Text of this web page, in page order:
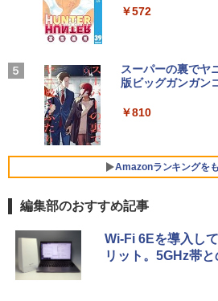
ソコン
ラソン★8/4～8/
B Windows11
【1年保証】
￥17,800
【1500円OFFク
応】Dell
re i5/メモリ
2画面出力/
5
NEC Mate ML-
速
デスクトップパ
証】20007027
￥8,980
【お買い物マラ
元】五年保証 白
パネル PU保護
￥8,999
5
【楽天1位
00-8/11 01:59
26 ディスプレ
全16巻+別巻5
]
￥23,760
るーとゅーす コー
￥1,964
￥3,480
On My Road
￥1,117
【Amazon.co.jp限
] [ 水 ] [ ペットボ
￥998
￥572
スーパーの裏でヤ
版ビッグガンガン
￥810
Amazonランキングを
編集部のおすすめ記事
Wi-Fi 6Eを導入し
リット。5GHz帯